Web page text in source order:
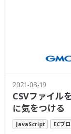
2021-03-19
CSVファイル
に気をつける
JavaScript ECブ